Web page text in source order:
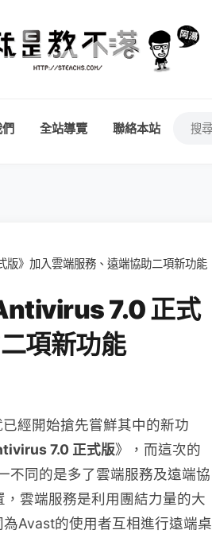
們 全站導覽 聯絡本站
》加入雲端服務、遠端協助二項新功能
7.0 正式
項新功能
經開始搶先嘗鮮其中的新功
7.0 正式版》，而這次的
不同的是多了雲端服務及遠端協
雲端服務是利用團結力量的大
Avast的使用者互相進行遠端桌